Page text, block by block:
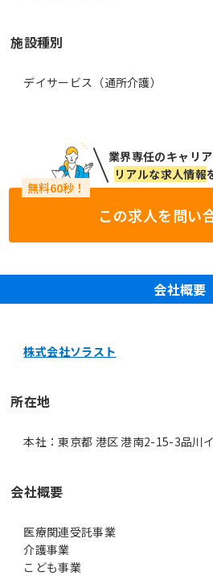
施設種別
デイサービス（通所介護）
業界専任のキャリ
リアルな求人情報
この求人を問い
会社概要
株式会社ソラスト
所在地
本社：東京都 港区 港南2-15-3品川
会社概要
医療関連受託事業
介護事業
こども事業